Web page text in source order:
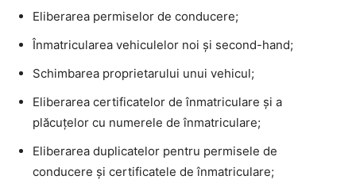
Eliberarea permiselor de conducere;
Înmatricularea vehiculelor noi și second-hand;
Schimbarea proprietarului unui vehicul;
Eliberarea certificatelor de înmatriculare și a
plăcuțelor cu numerele de înmatriculare;
Eliberarea duplicatelor pentru permisele de
conducere și certificatele de înmatriculare;